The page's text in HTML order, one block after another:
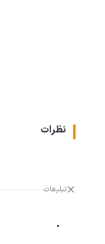
نظرات
تبلیغات